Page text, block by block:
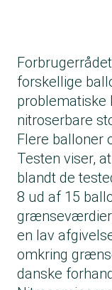
forskellige
problematiske
nitroserbare
Flere balloner
Testen viser,
blandt de
8 ud af 15
en lav
omkring
danske